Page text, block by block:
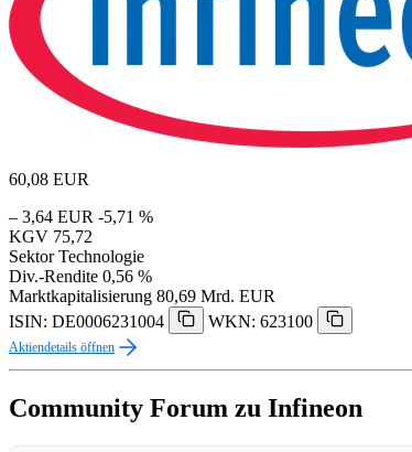
60,08 EUR
– 3,64 EUR -5,71 %
KGV 75,72
Sektor Technologie
Div.-Rendite 0,56 %
Marktkapitalisierung 80,69 Mrd. EUR
ISIN: DE0006231004
WKN: 623100
Aktiendetails öffnen
Community Forum zu Infineon